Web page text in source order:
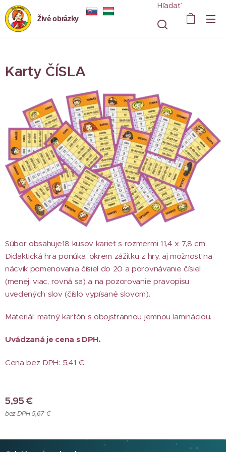
Živé obrázky
Hľadať
Karty ČÍSLA
Súbor obsahuje18 kusov kariet s rozmermi 11,4 x 7,8 cm.
Didaktická hra ponúka, okrem zážitku z hry, aj možnosť na
nácvik pomenovania čísiel do 20 a porovnávanie čísiel
(menej, viac, rovná sa) a na pozorovanie pravopisu
uvedených slov (číslo vypísané slovom).
Materiál: matný kartón s obojstrannou jemnou lamináciou.
Uvádzaná je cena s DPH.
Cena bez DPH: 5,41 €.
5,95 €
bez DPH 5,67 €